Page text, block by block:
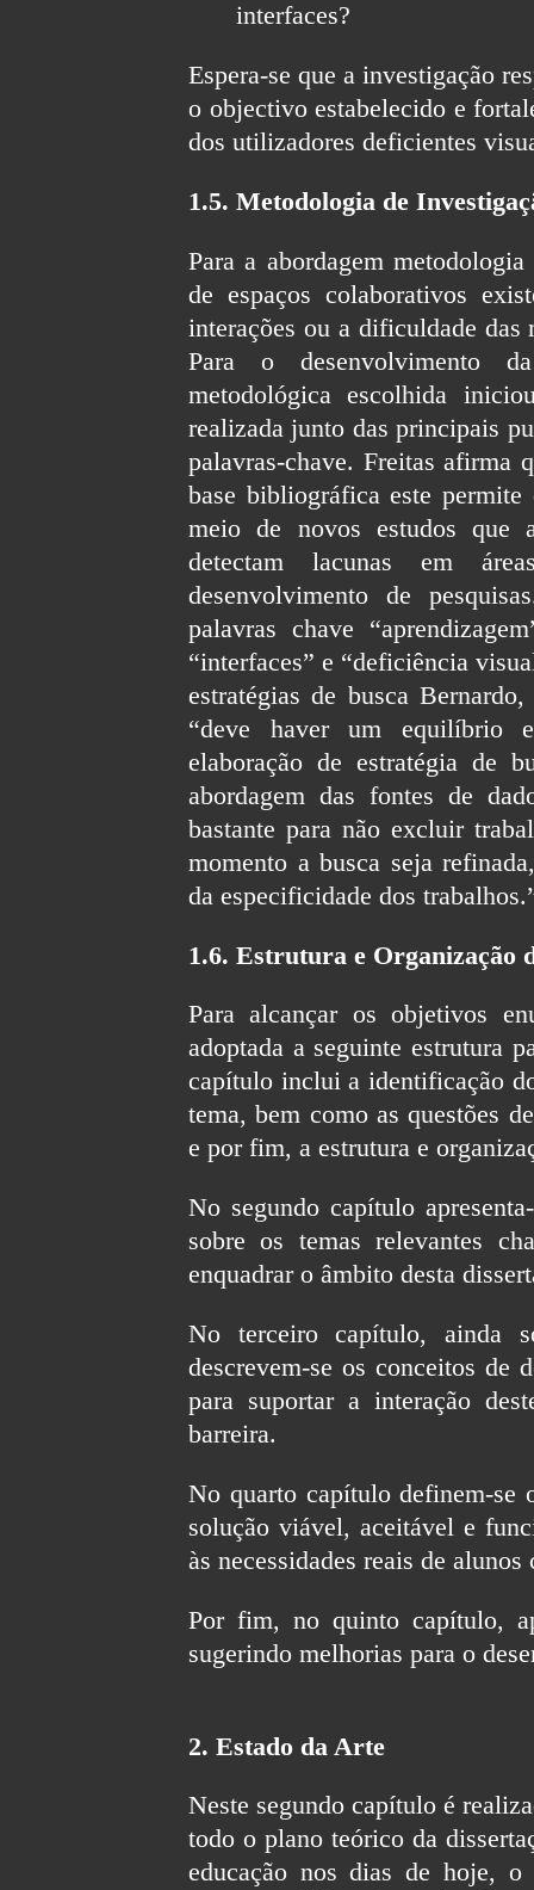
interfaces?
Espera-se que a investigação
o objectivo estabelecido e
dos utilizadores deficientes
1.5. Metodologia de
Para a abordagem
de espaços colaborativos
interações ou a dificuldade das
Para o desenvolvimento
metodológica escolhida
realizada junto das principais
palavras-chave. Freitas afirma
base bibliográfica este
meio de novos estudos que
detectam lacunas em
desenvolvimento de
palavras chave
“interfaces” e “deficiência
estratégias de busca
“deve haver um equilíbrio
elaboração de estratégia de
abordagem das fontes de
bastante para não excluir
momento a busca seja
da especificidade dos
1.6. Estrutura e Organização
Para alcançar os objetivos
adoptada a seguinte estrutura
capítulo inclui a identificação
tema, bem como as questões
e por fim, a estrutura e
No segundo capítulo
sobre os temas relevantes
enquadrar o âmbito desta
No terceiro capítulo, ainda
descrevem-se os conceitos de
para suportar a interação
barreira.
No quarto capítulo definem-se
solução viável, aceitável e
às necessidades reais de alunos
Por fim, no quinto capítulo,
sugerindo melhorias para o
2. Estado da Arte
Neste segundo capítulo é
todo o plano teórico da
educação nos dias de hoje, o